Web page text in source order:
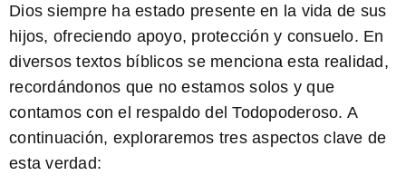
Dios siempre ha estado presente en la vida de sus
hijos, ofreciendo apoyo, protección y consuelo. En
diversos textos bíblicos se menciona esta realidad,
recordándonos que no estamos solos y que
contamos con el respaldo del Todopoderoso. A
continuación, exploraremos tres aspectos clave de
esta verdad: